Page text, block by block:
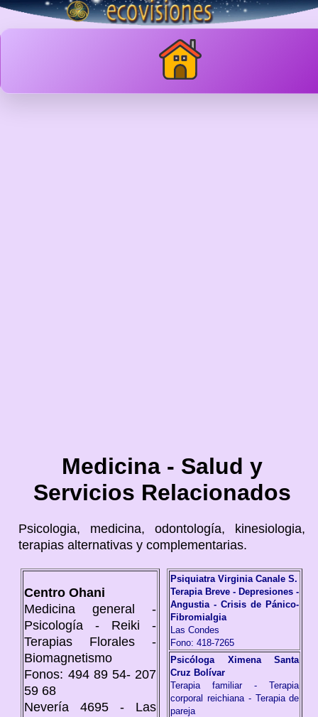
Medicina - Salud y
Servicios Relacionados
Psicologia, medicina, odontología, kinesiologia,
terapias alternativas y complementarias.
Centro Ohani
Medicina general -
Psicología - Reiki -
Terapias Florales -
Biomagnetismo
Fonos: 494 89 54- 207
59 68
Nevería 4695 - Las
Psiquiatra Virginia Canale S.
Terapia Breve - Depresiones -
Angustia - Crisis de Pánico-
Fibromialgia
Las Condes
Fono: 418-7265
Psicóloga Ximena Santa
Cruz Bolívar
Terapia familiar - Terapia
corporal reichiana - Terapia de
pareja